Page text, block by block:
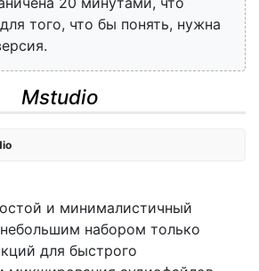
того, что бы понять, нужна
Mstudio
и минималистичный
набором только
для быстрого